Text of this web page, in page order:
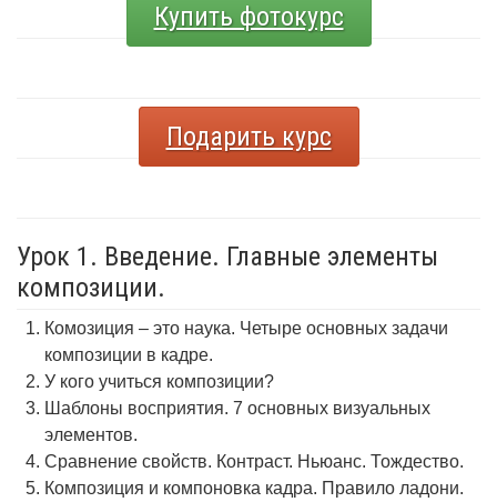
Купить фотокурс
Подарить курс
Урок 1. Введение. Главные элементы
композиции.
Комозиция – это наука. Четыре основных задачи
композиции в кадре.
У кого учиться композиции?
Шаблоны восприятия. 7 основных визуальных
элементов.
Сравнение свойств. Контраст. Ньюанс. Тождество.
Композиция и компоновка кадра. Правило ладони.